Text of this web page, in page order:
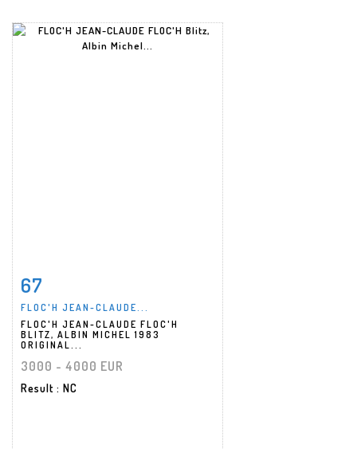
67
FLOC'H JEAN-CLAUDE...
FLOC'H JEAN-CLAUDE FLOC'H
BLITZ, ALBIN MICHEL 1983
ORIGINAL...
3000 - 4000 EUR
Result : NC